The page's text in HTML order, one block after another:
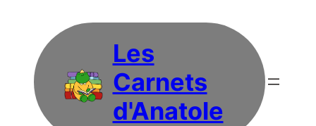
Les
Carnets
d'Anatole